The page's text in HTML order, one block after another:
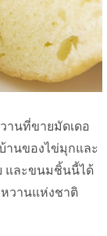
านที่ขายมัดเดอ
านของไข่มุกและ
และขนมชิ้นนี้ได้
วานแห่งชาติ